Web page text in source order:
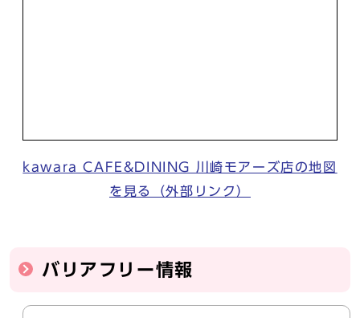
kawara CAFE&DINING 川崎モアーズ店の地図
を見る（外部リンク）
バリアフリー情報